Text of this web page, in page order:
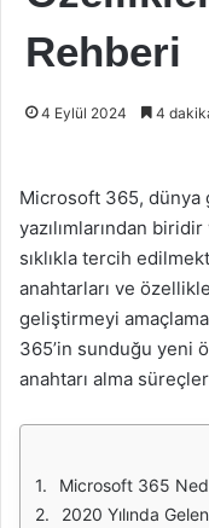
Rehberi
4 Eylül 2024 4
Microsoft 365, dünya
yazılımlarından
sıklıkla tercih
anahtarları ve
geliştirmeyi
365’in sunduğu yeni
anahtarı alma
Microsoft 365
2020 Yılında